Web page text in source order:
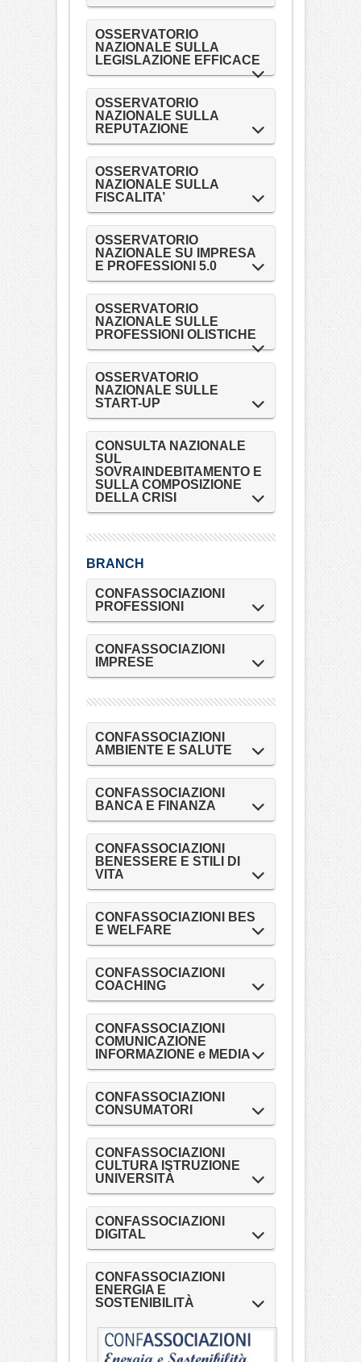
OSSERVATORIO
NAZIONALE SULLA
LEGISLAZIONE EFFICACE
OSSERVATORIO
NAZIONALE SULLA
REPUTAZIONE
OSSERVATORIO
NAZIONALE SULLA
FISCALITA’
OSSERVATORIO
NAZIONALE SU IMPRESA
E PROFESSIONI 5.0
OSSERVATORIO
NAZIONALE SULLE
PROFESSIONI OLISTICHE
OSSERVATORIO
NAZIONALE SULLE
START-UP
CONSULTA NAZIONALE
SUL
SOVRAINDEBITAMENTO E
SULLA COMPOSIZIONE
DELLA CRISI
BRANCH
CONFASSOCIAZIONI
PROFESSIONI
CONFASSOCIAZIONI
IMPRESE
CONFASSOCIAZIONI
AMBIENTE E SALUTE
CONFASSOCIAZIONI
BANCA E FINANZA
CONFASSOCIAZIONI
BENESSERE E STILI DI
VITA
CONFASSOCIAZIONI BES
E WELFARE
CONFASSOCIAZIONI
COACHING
CONFASSOCIAZIONI
COMUNICAZIONE
INFORMAZIONE e MEDIA
CONFASSOCIAZIONI
CONSUMATORI
CONFASSOCIAZIONI
CULTURA ISTRUZIONE
UNIVERSITÀ
CONFASSOCIAZIONI
DIGITAL
CONFASSOCIAZIONI
ENERGIA E
SOSTENIBILITÀ